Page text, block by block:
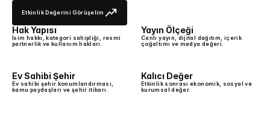
Etkinlik Değerini Görüşelim
Etkinlik Değerini Görüşelim
Hak Yapısı
İsim hakkı, kategori sahipliği, resmi
partnerlik ve kullanım hakları.
Yayın Ölçeği
Canlı yayın, dijital dağıtım, içerik
çoğaltımı ve medya değeri.
Ev Sahibi Şehir
Ev sahibi şehir konumlandırması,
kamu paydaşları ve şehir itibarı.
Kalıcı Değer
Etkinlik sonrası ekonomik, sosyal ve
kurumsal değer.